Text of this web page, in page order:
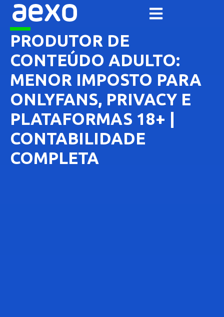
PRODUTOR DE
CONTEÚDO ADULTO:
MENOR IMPOSTO PARA
ONLYFANS, PRIVACY E
PLATAFORMAS 18+ |
CONTABILIDADE
COMPLETA